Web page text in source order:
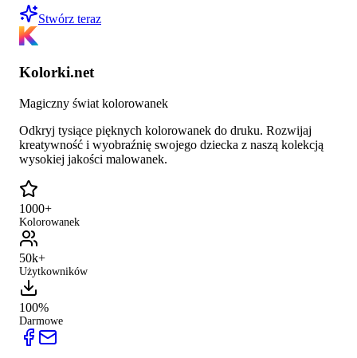
Stwórz teraz
Kolorki.net
Magiczny świat kolorowanek
Odkryj tysiące pięknych kolorowanek do druku. Rozwijaj
kreatywność i wyobraźnię swojego dziecka z naszą kolekcją
wysokiej jakości malowanek.
1000+
Kolorowanek
50k+
Użytkowników
100%
Darmowe